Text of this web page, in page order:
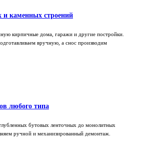
каменных строений
кирпичные дома, гаражи и другие постройки.
вручную, а снос производим
любого типа
бутовых ленточных до монолитных
ручной и механизированный демонтаж.